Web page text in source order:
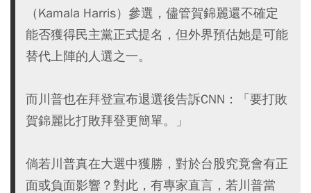
（Kamala Harris）參選，儘管賀錦麗還不確定
能否獲得民主黨正式提名，但外界預估她是可能
替代上陣的人選之一。
而川普也在拜登宣布退選後告訴CNN：「要打敗
賀錦麗比打敗拜登更簡單。」
倘若川普真在大選中獲勝，對於台股究竟會有正
面或負面影響？對此，有專家直言，若川普當